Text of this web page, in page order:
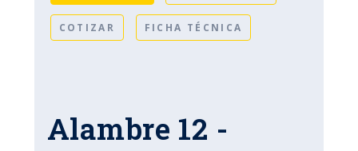
COTIZAR FICHA TÉCNICA
Alambre 12 -